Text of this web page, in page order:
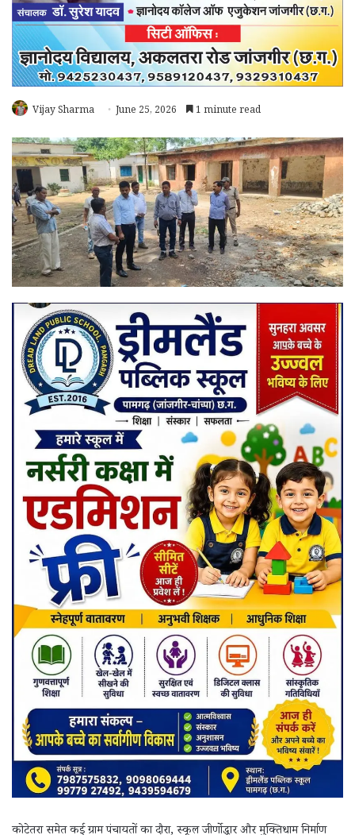
Vijay Sharma June 25, 2026 1 minute read
कोटेतरा समेत कई ग्राम पंचायतों का दौरा, स्कूल जीर्णोद्धार और मुक्तिधाम निर्माण